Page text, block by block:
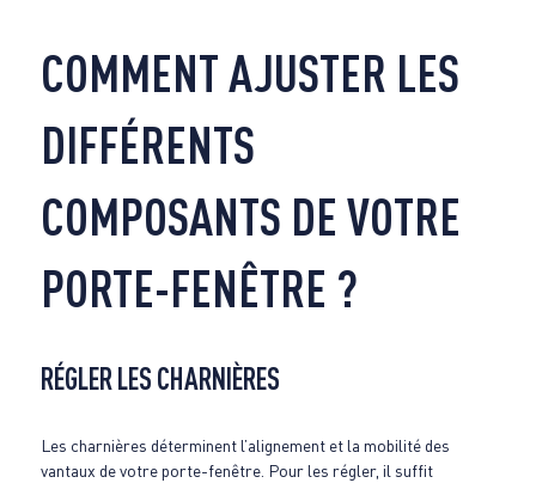
COMMENT AJUSTER LES
DIFFÉRENTS
COMPOSANTS DE VOTRE
PORTE-FENÊTRE ?
RÉGLER LES CHARNIÈRES
Les charnières déterminent l’alignement et la mobilité des
vantaux de votre porte-fenêtre. Pour les régler, il suffit